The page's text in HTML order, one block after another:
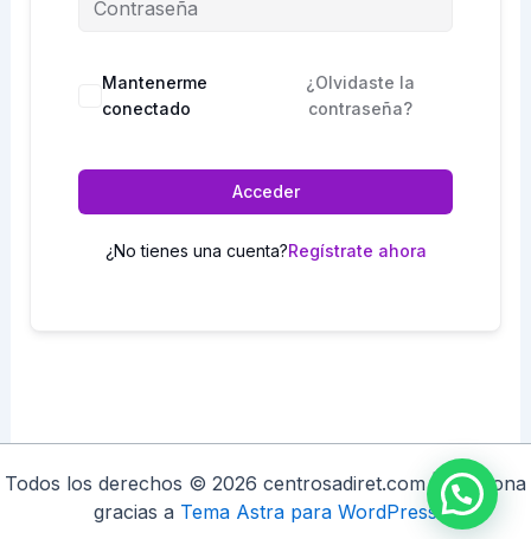
Mantenerme
conectado
¿Olvidaste la
contraseña?
Acceder
¿No tienes una cuenta?Regístrate ahora
Todos los derechos © 2026 centrosadiret.com | Funciona
gracias a Tema Astra para WordPress